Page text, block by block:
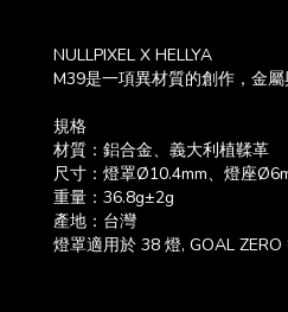
NULLPIXEL X HELLYA
M39是一項異材質的創作，金
規格
材質：鋁合金、義大利植鞣革
尺寸：燈罩Ø10.4mm、燈座
重量：36.8g±2g
產地：台灣
燈罩適用於 38 燈, GOAL